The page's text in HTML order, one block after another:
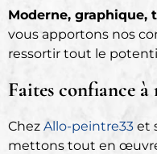
Moderne, graphique,
vous apportons nos
ressortir tout le
Faites confiance
Chez Allo-peintre33 et
mettons tout en